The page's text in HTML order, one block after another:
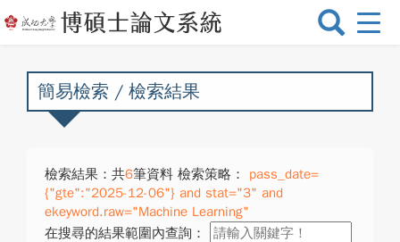
選
換
簡易檢索 / 檢索結果
檢索結果：共6筆資料 檢索策略：
pass_date=
{"gte":"2025-12-06"} and stat="3" and
ekeyword.raw="Machine Learning"
在搜尋的結果範圍內查詢：